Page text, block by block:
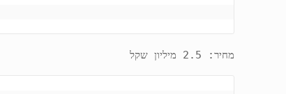
מחיר: 2.5 מיליון שקל